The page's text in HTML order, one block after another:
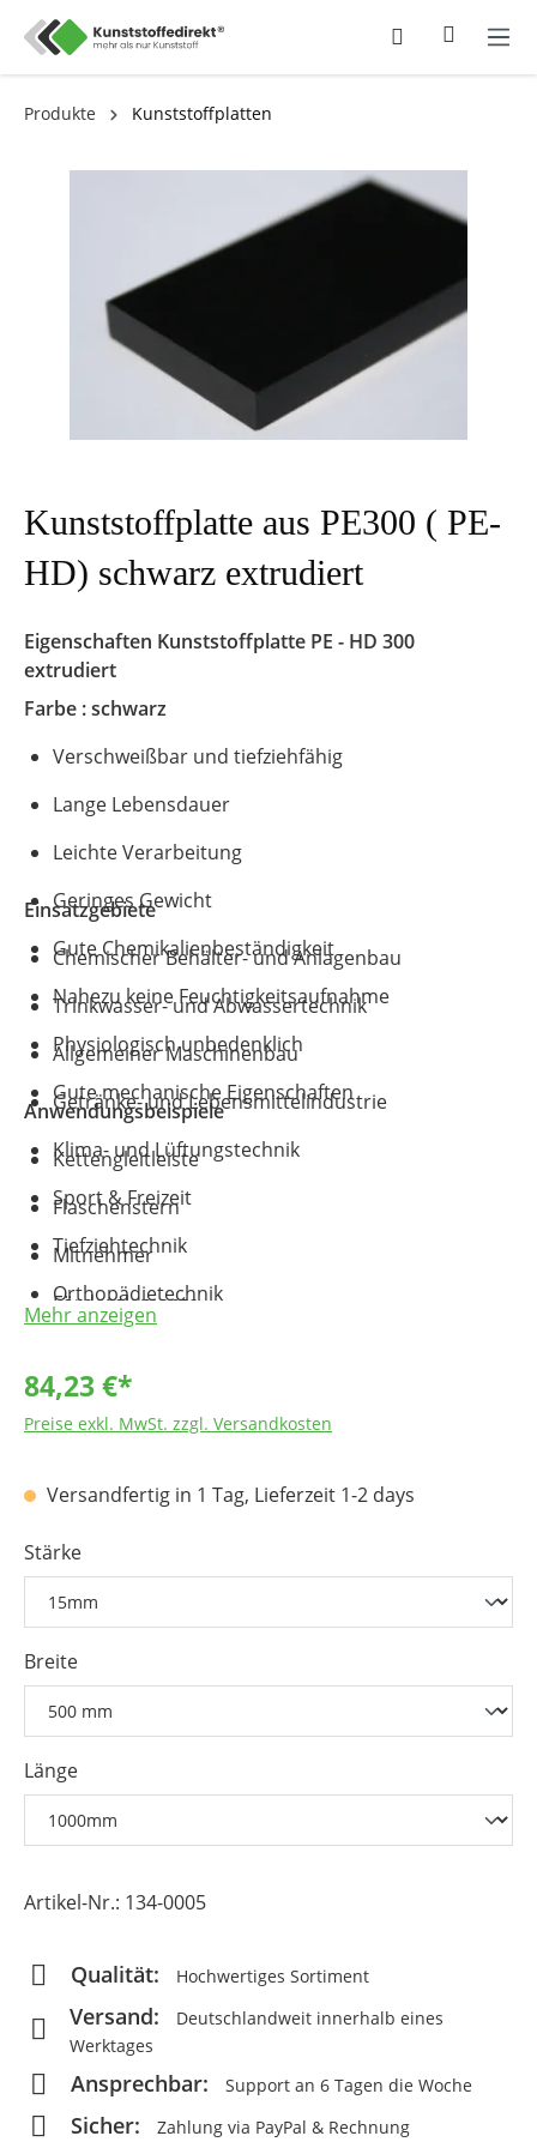
Produkte Kunststoffplatten
Kunststoffplatte aus PE300 ( PE-
HD) schwarz extrudiert
Eigenschaften Kunststoffplatte PE - HD 300
extrudiert
Farbe : schwarz
Verschweißbar und tiefziehfähig
Lange Lebensdauer
Leichte Verarbeitung
Geringes Gewicht
Gute Chemikalienbeständigkeit
Nahezu keine Feuchtigkeitsaufnahme
Physiologisch unbedenklich
Gute mechanische Eigenschaften
Einsatzgebiete
Chemischer Behälter- und Anlagenbau
Trinkwasser- und Abwassertechnik
Allgemeiner Maschinenbau
Getränke- und Lebensmittelindustrie
Klima- und Lüftungstechnik
Sport & Freizeit
Tiefziehtechnik
Orthopädietechnik
Anwendungsbeispiele
Kettengleitleiste
Flaschenstern
Mitnehmer
Förderelemente
Schneidbretter/Schneidunterlagen
Mehr anzeigen
84,23 €*
Preise exkl. MwSt. zzgl. Versandkosten
Versandfertig in 1 Tag, Lieferzeit 1-2 days
Stärke
Breite
Länge
Artikel-Nr.: 134-0005
Qualität: Hochwertiges Sortiment
Versand:
Deutschlandweit innerhalb eines
Werktages
Ansprechbar: Support an 6 Tagen die Woche
Sicher: Zahlung via PayPal & Rechnung